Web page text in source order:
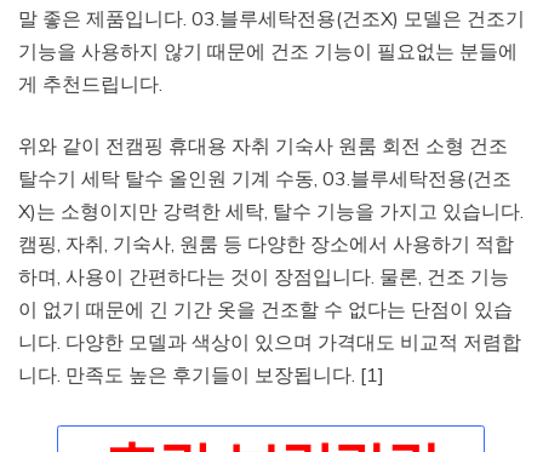
말 좋은 제품입니다. 03.블루세탁전용(건조X) 모델은 건조기
기능을 사용하지 않기 때문에 건조 기능이 필요없는 분들에
게 추천드립니다.
위와 같이 전캠핑 휴대용 자취 기숙사 원룸 회전 소형 건조
탈수기 세탁 탈수 올인원 기계 수동, 03.블루세탁전용(건조
X)는 소형이지만 강력한 세탁, 탈수 기능을 가지고 있습니다.
캠핑, 자취, 기숙사, 원룸 등 다양한 장소에서 사용하기 적합
하며, 사용이 간편하다는 것이 장점입니다. 물론, 건조 기능
이 없기 때문에 긴 기간 옷을 건조할 수 없다는 단점이 있습
니다. 다양한 모델과 색상이 있으며 가격대도 비교적 저렴합
니다. 만족도 높은 후기들이 보장됩니다. [1]